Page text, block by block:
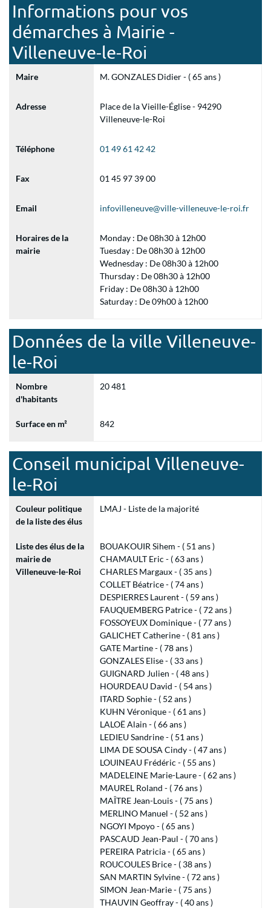
Informations pour vos
démarches à Mairie -
Villeneuve-le-Roi
Maire M. GONZALES Didier - ( 65 ans )
Adresse
Place de la Vieille-Église - 94290
Villeneuve-le-Roi
Téléphone 01 49 61 42 42
Fax 01 45 97 39 00
Email infovilleneuve@ville-villeneuve-le-roi.fr
Horaires de la
mairie
Monday : De 08h30 à 12h00
Tuesday : De 08h30 à 12h00
Wednesday : De 08h30 à 12h00
Thursday : De 08h30 à 12h00
Friday : De 08h30 à 12h00
Saturday : De 09h00 à 12h00
Données de la ville Villeneuve-
le-Roi
Nombre
d'habitants
20 481
Surface en m² 842
Conseil municipal Villeneuve-
le-Roi
Couleur politique
de la liste des élus
LMAJ - Liste de la majorité
Liste des élus de la
mairie de
Villeneuve-le-Roi
BOUAKOUIR Sihem - ( 51 ans )
CHAMAULT Eric - ( 63 ans )
CHARLES Margaux - ( 35 ans )
COLLET Béatrice - ( 74 ans )
DESPIERRES Laurent - ( 59 ans )
FAUQUEMBERG Patrice - ( 72 ans )
FOSSOYEUX Dominique - ( 77 ans )
GALICHET Catherine - ( 81 ans )
GATE Martine - ( 78 ans )
GONZALES Elise - ( 33 ans )
GUIGNARD Julien - ( 48 ans )
HOURDEAU David - ( 54 ans )
ITARD Sophie - ( 52 ans )
KUHN Véronique - ( 61 ans )
LALOË Alain - ( 66 ans )
LEDIEU Sandrine - ( 51 ans )
LIMA DE SOUSA Cindy - ( 47 ans )
LOUINEAU Frédéric - ( 55 ans )
MADELEINE Marie-Laure - ( 62 ans )
MAUREL Roland - ( 76 ans )
MAÎTRE Jean-Louis - ( 75 ans )
MERLINO Manuel - ( 52 ans )
NGOYI Mpoyo - ( 65 ans )
PASCAUD Jean-Paul - ( 70 ans )
PEREIRA Patricia - ( 65 ans )
ROUCOULES Brice - ( 38 ans )
SAN MARTIN Sylvine - ( 72 ans )
SIMON Jean-Marie - ( 75 ans )
THAUVIN Geoffray - ( 40 ans )